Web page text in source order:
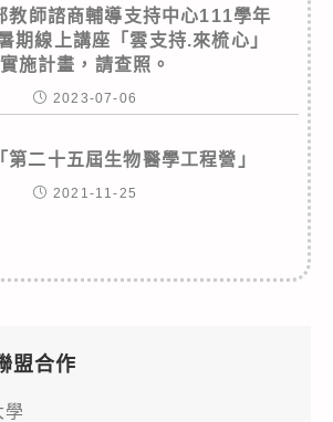
教師諮商輔導支持中心111學年
期線上講座「雲支持.來梳心」
實施計畫，請查照。
2023-07-06
第二十五屆生物醫學工程營」
2021-11-25
盟合作
學